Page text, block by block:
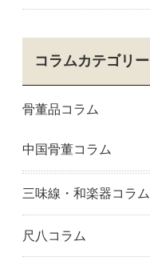
コラムカテゴリー
骨董品コラム
中国骨董コラム
三味線・和楽器コラム
尺八コラム